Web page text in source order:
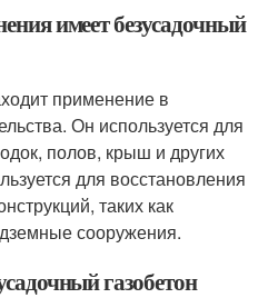
имеет безусадочный
применение в
Он используется для
полов, крыш и других
для восстановления
таких как
сооружения.
газобетон